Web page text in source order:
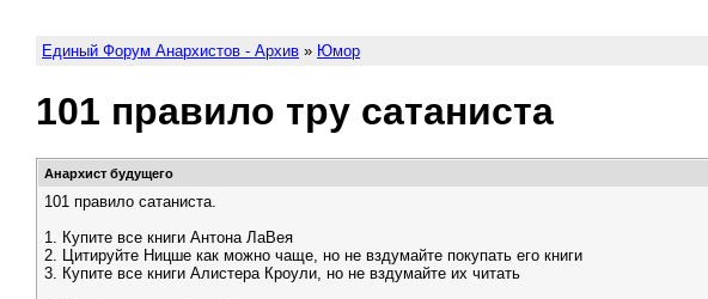
Единый Форум Анархистов - Архив » Юмор
101 правило тру сатаниста
Анархист будущего
101 правило сатаниста.
1. Купите все книги Антона ЛаВея
2. Цитируйте Hицше как можно чаще, но не вздумайте покупать его книги
3. Купите все книги Алистера Кроули, но не вздумайте их читать